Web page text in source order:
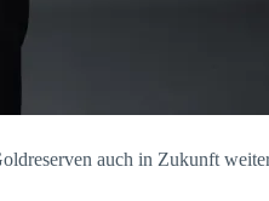
auch in Zukunft